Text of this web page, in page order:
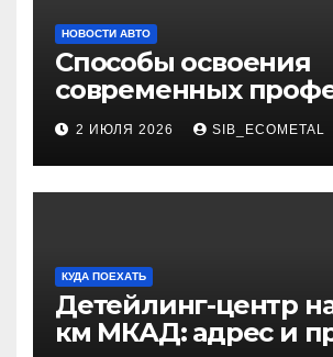
НОВОСТИ АВТО
Способы освоения
современных
через онлайн-курсы
2 ИЮЛЯ 2026 SIB_ECOMETAL
КУДА ПОЕХАТЬ
Детейлинг-центр
км МКАД: адрес и